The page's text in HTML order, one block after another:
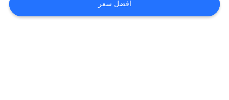
حالات
افضل سعر